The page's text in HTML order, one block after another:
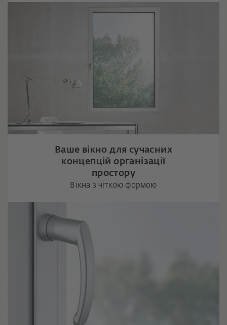
Ваше вікно для сучасних
концепцій організації
простору
Вікна з чіткою формою